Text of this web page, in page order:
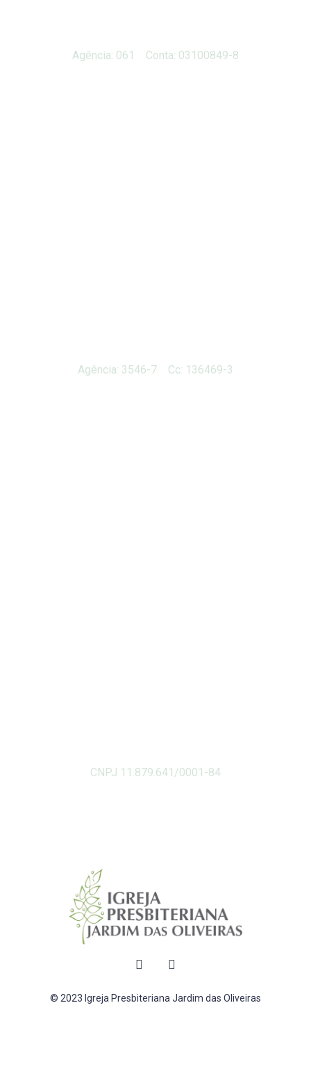
Agência: 061 Conta: 03100849-8
Agência: 3546-7 Cc: 136469-3
CNPJ 11.879.641/0001-84
© 2023 Igreja Presbiteriana Jardim das Oliveiras